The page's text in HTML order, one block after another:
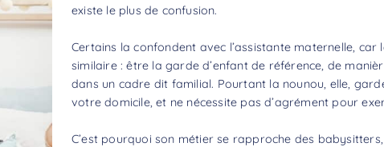
existe le plus de confusion.
Certains la confondent avec l’assistante maternelle, car
similaire : être la garde d’enfant de référence, de
dans un cadre dit familial. Pourtant la nounou, elle,
votre domicile, et ne nécessite pas d’agrément pour
C’est pourquoi son métier se rapproche des babysitters